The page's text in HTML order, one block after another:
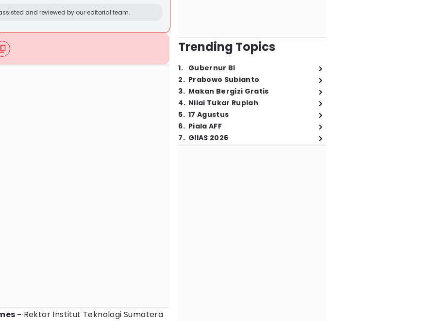
and reviewed by our editorial team.
- Rektor Institut Teknologi Sumatera
Trending Topics
1. Gubernur BI
2. Prabowo Subianto
3. Makan Bergizi Gratis
4. Nilai Tukar Rupiah
5. 17 Agustus
6. Piala AFF
7. GIIAS 2026